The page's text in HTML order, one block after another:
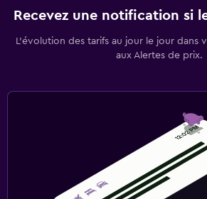
Recevez une notification si
L’évolution des tarifs au jour le jour dans
aux Alertes de prix.